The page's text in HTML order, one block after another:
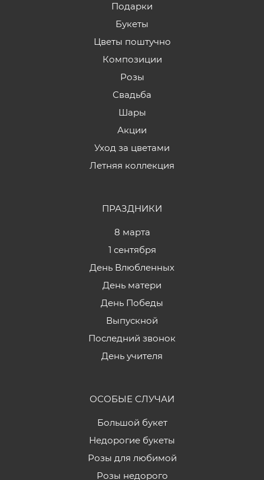
Подарки
Букеты
Цветы поштучно
Композиции
Розы
Свадьба
Шары
Акции
Уход за цветами
Летняя коллекция
ПРАЗДНИКИ
8 марта
1 сентября
День Влюбленных
День матери
День Победы
Выпускной
Последний звонок
День учителя
ОСОБЫЕ СЛУЧАИ
Большой букет
Недорогие букеты
Розы для любимой
Розы недорого